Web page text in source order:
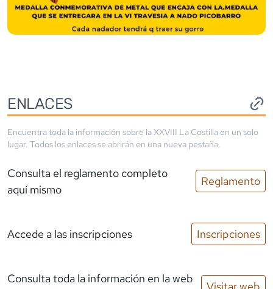
ENLACES
Encuentra toda la información sobre laXXVIII La Costilla en un solo
lugar. Todos los enlaces se abrirán en una nueva pestaña.
Consulta el reglamento completo
aquí mismo
Reglamento
Accede a las inscripciones Inscripciones
Consulta toda la información en la web